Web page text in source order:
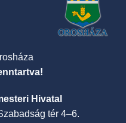
Hivatal
tér 4–6.